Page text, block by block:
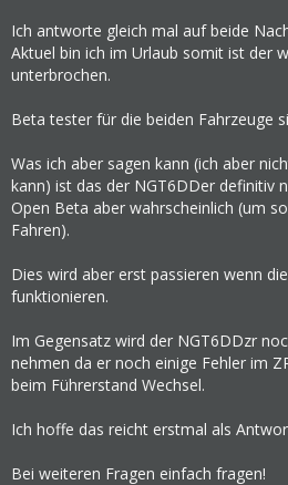
Ich antworte gleich mal auf beide
Aktuel bin ich im Urlaub somit ist der
unterbrochen.
Beta tester für die beiden Fahrzeuge
Was ich aber sagen kann (ich aber
kann) ist das der NGT6DDer definitiv
Open Beta aber wahrscheinlich (um
Fahren).
Dies wird aber erst passieren wenn
funktionieren.
Im Gegensatz wird der NGT6DDzr
nehmen da er noch einige Fehler im
beim Führerstand Wechsel.
Ich hoffe das reicht erstmal als
Bei weiteren Fragen einfach fragen!